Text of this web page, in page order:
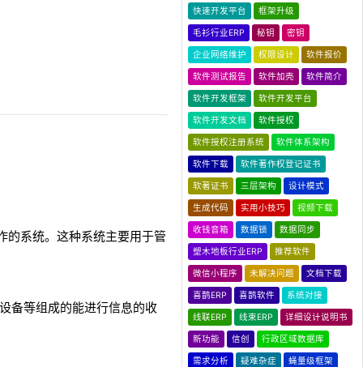
系统。这种系统主要用于管
备等组成的能进行信息的收
快速开发平台 框架升级
毛衫行业ERP 秘钥 密钥
企业网络维护 权限设计 软件报价
软件测试报告 软件加壳 软件简介
软件开发框架 软件开发平台
软件开发文档 软件授权
软件授权注册系统 软件体系架构
软件下载 软件著作权登记证书
软著证书 三层架构 设计模式
生成代码 实用小技巧 视频下载
收钱音箱 数据锁 数据同步
塑木地板行业ERP 推荐软件
微信小程序 未解决问题 文档下载
喜鹊ERP 喜鹊软件 系统对接
线联ERP 线束ERP 详细设计说明书
新功能 信创 行政区域数据库
需求分析 疑难杂症 蝇量级框架